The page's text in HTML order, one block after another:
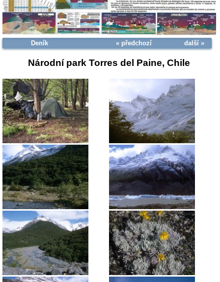
« předchozí
Deník další »
Národní park Torres del Paine, Chile